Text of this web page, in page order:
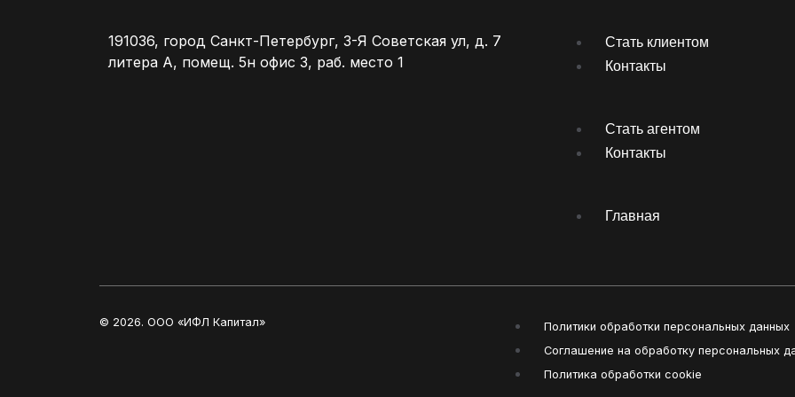
191036, город Санкт-Петербург, 3-Я Советская ул, д. 7
литера А, помещ. 5н офис 3, раб. место 1
Стать клиентом
Контакты
Стать агентом
Контакты
Главная
© 2026. ООО «ИФЛ Капитал»
Политики обработки персональных данных
Соглашение на обработку персональных
Политика обработки cookie